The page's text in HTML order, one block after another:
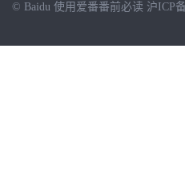
© Baidu 使用爱番番前必读 沪ICP